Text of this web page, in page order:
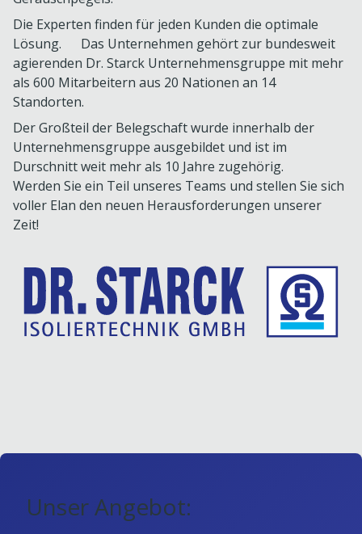
Die Experten finden für jeden Kunden die optimale
Lösung. Das Unternehmen gehört zur bundesweit
agierenden Dr. Starck Unternehmensgruppe mit mehr
als 600 Mitarbeitern aus 20 Nationen an 14
Standorten.
Der Großteil der Belegschaft wurde innerhalb der
Unternehmensgruppe ausgebildet und ist im
Durschnitt weit mehr als 10 Jahre zugehörig.
Werden Sie ein Teil unseres Teams und stellen Sie sich
voller Elan den neuen Herausforderungen unserer
Zeit!
Unser Angebot: